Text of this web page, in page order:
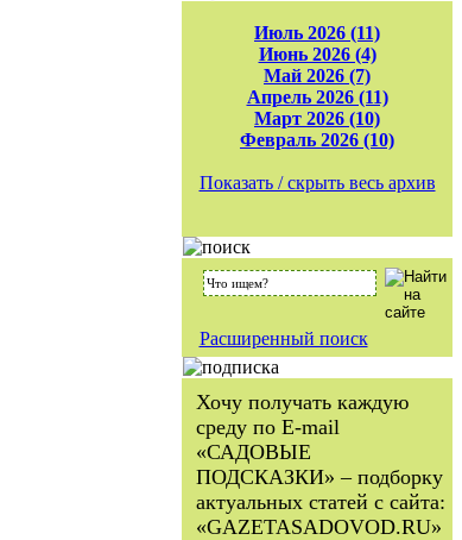
Июль 2026 (11)
Июнь 2026 (4)
Май 2026 (7)
Апрель 2026 (11)
Март 2026 (10)
Февраль 2026 (10)
Показать / скрыть весь архив
Расширенный поиск
Хочу получать каждую
среду по E-mail
«САДОВЫЕ
ПОДСКАЗКИ» – подборку
актуальных статей с сайта:
«GAZETASADOVOD.RU»